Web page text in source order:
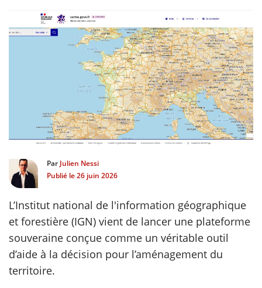
& Finances locales
Par Julien Nessi
Publié le26 juin 2026
L’Institut national de l'information géographique
et forestière (IGN) vient de lancer une plateforme
souveraine conçue comme un véritable outil
d’aide à la décision pour l’aménagement du
territoire.